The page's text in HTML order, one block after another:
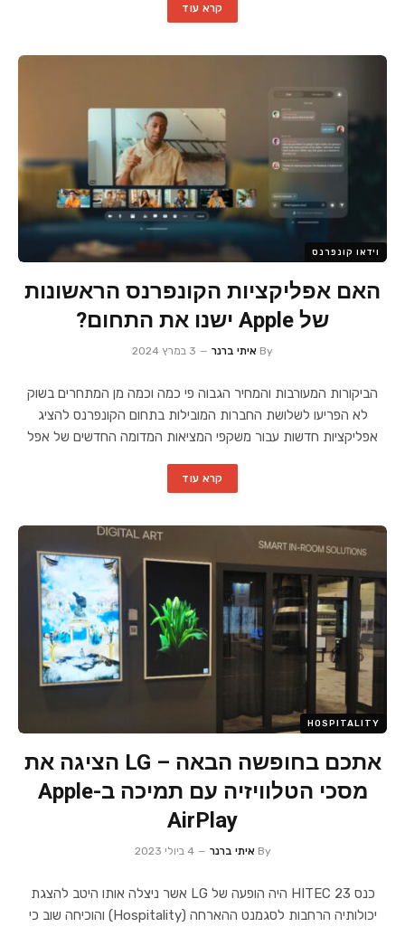
קרא עוד
וידאו קונפרנס
האם אפליקציות הקונפרנס הראשונות
של Apple ישנו את התחום?
By איתי ברנר 3 במרץ 2024
הביקורות המעורבות והמחיר הגבוה פי כמה וכמה מן המתחרים בשוק
לא הפריעו לשלושת החברות המובילות בתחום הקונפרנס להציג
אפליקציות חדשות עבור משקפי המציאות המדומה החדשים של אפל
קרא עוד
HOSPITALITY
אתכם בחופשה הבאה – LG הציגה את
מסכי הטלוויזיה עם תמיכה ב-Apple
AirPlay
By איתי ברנר 4 ביולי 2023
כנס HITEC 23 היה הופעה של LG אשר ניצלה אותו היטב להצגת
יכולותיה הרחבות לסגמנט ההארחה (Hospitality) והוכיחה שוב כי